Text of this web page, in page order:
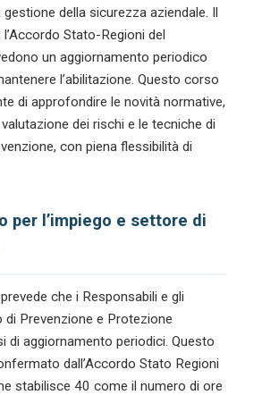
gestione della sicurezza aziendale. Il
Stato-Regioni del
un aggiornamento periodico
l’abilitazione. Questo corso
di approfondire le novità normative,
dei rischi e le tecniche di
con piena flessibilità di
per l’impiego e settore di
che i Responsabili e gli
di Prevenzione e Protezione
di aggiornamento periodici. Questo
dall’Accordo Stato Regioni
stabilisce 40 come il numero di ore